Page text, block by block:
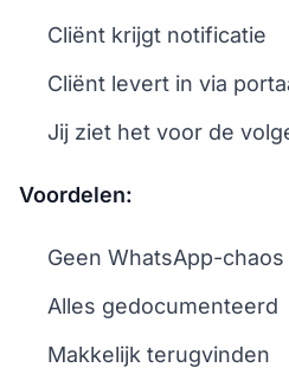
Cliënt krijgt notificatie
Cliënt levert in via
Jij ziet het voor de
Voordelen:
Geen WhatsApp-chaos
Alles gedocumenteerd
Makkelijk terugvinden